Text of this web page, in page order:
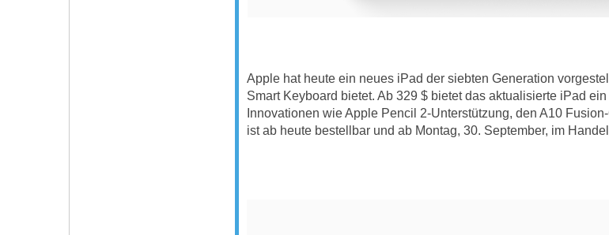
Apple hat heute ein neues iPad der siebten Generation
Smart Keyboard bietet. Ab 329 $ bietet das aktualisierte iPad
Innovationen wie Apple Pencil 2-Unterstützung, den A10
ist ab heute bestellbar und ab Montag, 30. September, im